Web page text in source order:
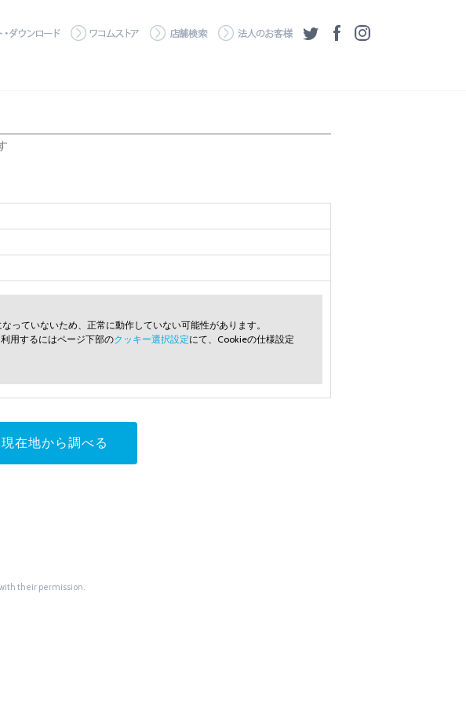
サポート・ダウンロード
ワコムストア 店舗検索 法人のお客様
ツイッターフェイスブック
っていないため、正常に動作していない可能性があります。
用するにはページ下部のクッキー選択設定にて、Cookieの仕様設定
現在地から調べる
their permission.